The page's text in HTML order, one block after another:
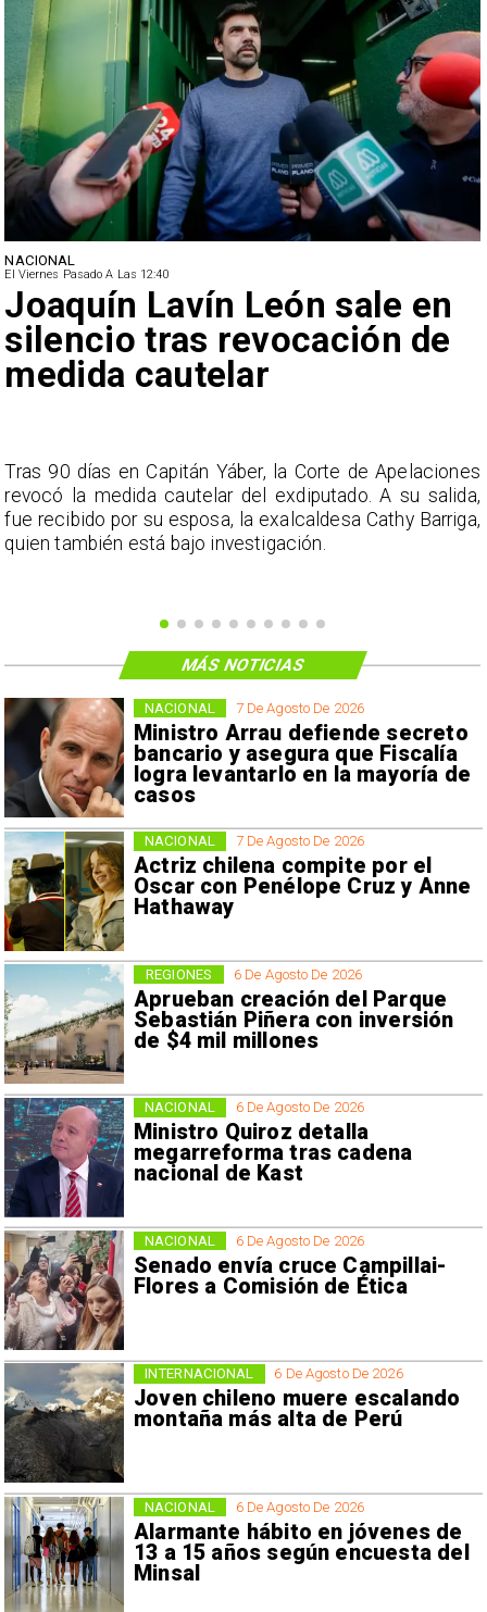
NACIONAL
El Viernes Pasado A Las 12:40
Joaquín Lavín León sale en
silencio tras revocación de
medida cautelar
Tras 90 días en Capitán Yáber, la Corte de Apelaciones
revocó la medida cautelar del exdiputado. A su salida,
fue recibido por su esposa, la exalcaldesa Cathy Barriga,
quien también está bajo investigación.
7 De Agosto De 2026
Ministro Arrau defiende secreto
bancario y asegura que Fiscalía
logra levantarlo en la mayoría de
casos
NACIONAL
7 De Agosto De 2026
Actriz chilena compite por el
Oscar con Penélope Cruz y Anne
Hathaway
NACIONAL
6 De Agosto De 2026
Aprueban creación del Parque
Sebastián Piñera con inversión
de $4 mil millones
REGIONES
6 De Agosto De 2026
Ministro Quiroz detalla
megarreforma tras cadena
nacional de Kast
NACIONAL
6 De Agosto De 2026
Senado envía cruce Campillai-
Flores a Comisión de Ética
NACIONAL
6 De Agosto De 2026
Joven chileno muere escalando
montaña más alta de Perú
INTERNACIONAL
6 De Agosto De 2026
Alarmante hábito en jóvenes de
13 a 15 años según encuesta del
Minsal
NACIONAL
MÁS NOTICIAS